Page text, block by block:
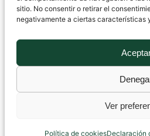
sitio. No consentir o retirar el
negativamente a ciertas características
Ver
Política de cookiesDeclaración
Seguridad
sistemas
protección
atmósferas